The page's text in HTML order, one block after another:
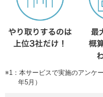
※1：本サービスで実施のアンケ
年5月）